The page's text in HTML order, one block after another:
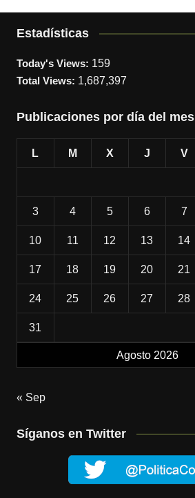
Estadísticas
Today's Views: 159
Total Views: 1,687,397
Publicaciones por día del mes
Agosto 2026
L M X J V
3 4 5 6 7
10 11 12 13 14
17 18 19 20 21
24 25 26 27 28
31
« Sep
Síganos en Twitter